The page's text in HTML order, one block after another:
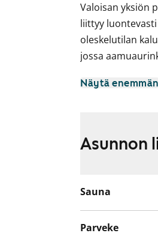
Valoisan yksiön
liittyy
oleskelutilan
jossa
Ikkunalliseen
paikan päälle ja
Näytä enemmän
Asunnon
Sauna
Parveke